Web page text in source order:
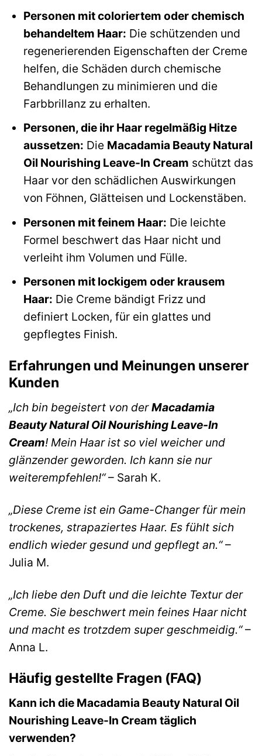
Personen mit coloriertem oder chemisch
behandeltem Haar: Die schützenden und
regenerierenden Eigenschaften der Creme
helfen, die Schäden durch chemische
Behandlungen zu minimieren und die
Farbbrillanz zu erhalten.
Personen, die ihr Haar regelmäßig Hitze
aussetzen: Die Macadamia Beauty Natural
Oil Nourishing Leave-In Cream schützt das
Haar vor den schädlichen Auswirkungen
von Föhnen, Glätteisen und Lockenstäben.
Personen mit feinem Haar: Die leichte
Formel beschwert das Haar nicht und
verleiht ihm Volumen und Fülle.
Personen mit lockigem oder krausem
Haar: Die Creme bändigt Frizz und
definiert Locken, für ein glattes und
gepflegtes Finish.
Erfahrungen und Meinungen unserer
Kunden
„Ich bin begeistert von derMacadamia
Beauty Natural Oil Nourishing Leave-In
Cream! Mein Haar ist so viel weicher und
glänzender geworden. Ich kann sie nur
weiterempfehlen!“– Sarah K.
„Diese Creme ist ein Game-Changer für mein
trockenes, strapaziertes Haar. Es fühlt sich
endlich wieder gesund und gepflegt an.“–
Julia M.
„Ich liebe den Duft und die leichte Textur der
Creme. Sie beschwert mein feines Haar nicht
und macht es trotzdem super geschmeidig.“–
Anna L.
Häufig gestellte Fragen (FAQ)
Kann ich die Macadamia Beauty Natural Oil
Nourishing Leave-In Cream täglich
verwenden?